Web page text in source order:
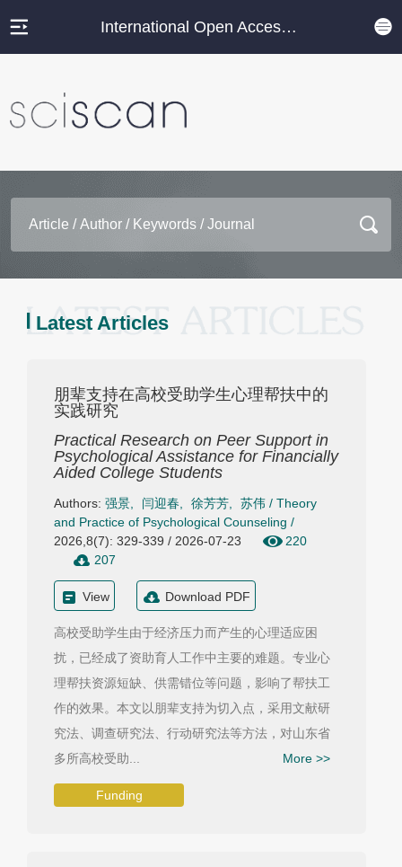
International Open Access Journal Platform
Latest Articles
朋辈支持在高校受助学生心理帮扶中的
实践研究
Practical Research on Peer Support in
Psychological Assistance for Financially
Aided College Students
Authors: 强景 闫迎春 徐芳芳, 苏伟/ Theory
and Practice of Psychological Counseling /
2026,8(7): 329-339 / 2026-07-23
220
207
View Download PDF
高校受助学生由于经济压力而产生的心理适应困
扰，已经成了资助育人工作中主要的难题。专业心
理帮扶资源短缺、供需错位等问题，影响了帮扶工
作的效果。本文以朋辈支持为切入点，采用文献研
究法、调查研究法、行动研究法等方法，对山东省
多所高校受助...
More >>
Funding